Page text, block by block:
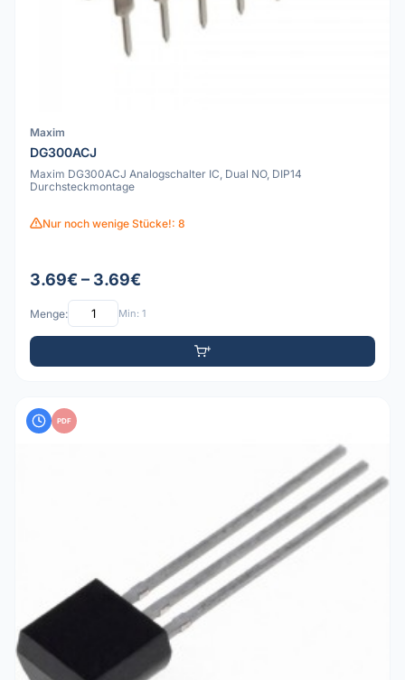
Maxim
DG300ACJ
Maxim DG300ACJ Analogschalter IC, Dual NO, DIP14
Durchsteckmontage
Nur noch wenige Stücke!: 8
3.69€ – 3.69€
Menge: Min: 1
PDF